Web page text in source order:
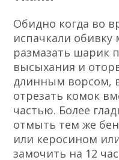
Обидно когда во
испачкали обивку
размазать шарик
высыхания и
длинным ворсом,
отрезать комок
частью. Более
отмыть тем же
или керосином
замочить на 12